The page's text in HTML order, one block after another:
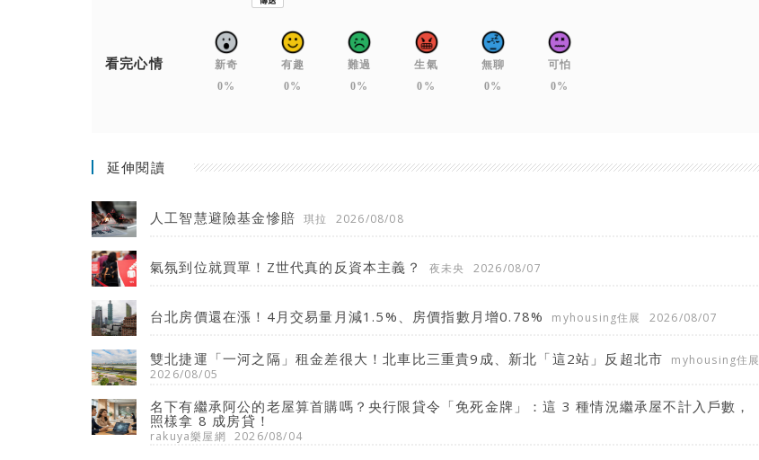
看完心情
新奇
0%
有趣
0%
難過
0%
生氣
0%
無聊
0%
可怕
0%
延伸閱讀
人工智慧避險基金慘賠 琪拉 2026/08/08
氣氛到位就買單！Z世代真的反資本主義？ 夜未央 2026/08/07
台北房價還在漲！4月交易量月減1.5%、房價指數月增0.78% myhousing住展 2026/08/07
雙北捷運「一河之隔」租金差很大！北車比三重貴9成、新北「這2站」反超北市
myhousing住展
2026/08/05
名下有繼承阿公的老屋算首購嗎？央行限貸令「免死金牌」：這 3 種情況繼承屋不計入戶數，
照樣拿 8 成房貸！
rakuya樂屋網 2026/08/04